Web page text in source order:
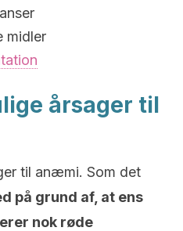
midler
årsager til
til anæmi. Som det
på grund af, at ens
nok røde